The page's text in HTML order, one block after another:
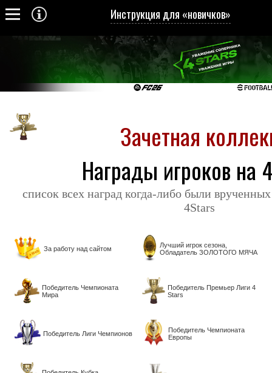
Инструкция для «новичков»
Зачетная
Награды игроков на
список всех наград когда-либо были
4Stars
За работу над сайтом
Лучший игрок сезона,
Обладатель ЗОЛОТОГО МЯЧА
Победитель Чемпионата
Мира
Победитель Премьер Лиги 4
Stars
Победитель Лиги Чемпионов
Победитель Чемпионата
Европы